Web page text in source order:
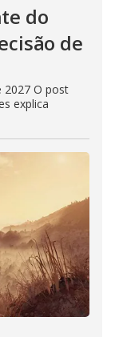
do
de
2027 O post
explica